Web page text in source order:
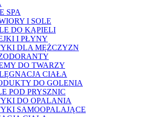
SPA
I SOLE
DO KĄPIELI
I PŁYNY
DLA MĘŻCZYZN
DO TWARZY
CIAŁA
DO GOLENIA
POD PRYSZNIC
DO OPALANIA
SAMOOPALAJĄCE